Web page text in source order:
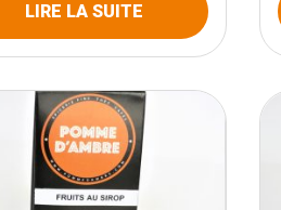
LIRE LA SUITE